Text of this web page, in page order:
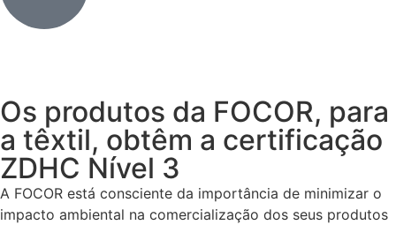
Os produtos da FOCOR, para
a têxtil, obtêm a certificação
ZDHC Nível 3
A FOCOR está consciente da importância de minimizar o
impacto ambiental na comercialização dos seus produtos